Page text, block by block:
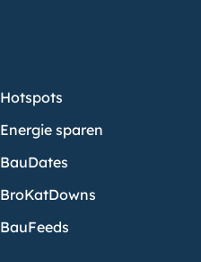
Hotspots
Energie sparen
BauDates
BroKatDowns
BauFeeds